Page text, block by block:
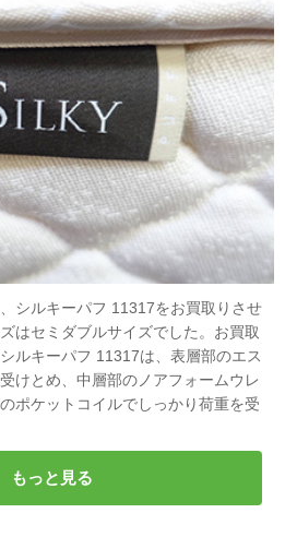
シルキーパフ 11317をお買取りさせ
はセミダブルサイズでした。お買取
ルキーパフ 11317は、表層部のエス
けとめ、中層部のノアフォームウレ
ポケットコイルでしっかり荷重を受
もっと見る